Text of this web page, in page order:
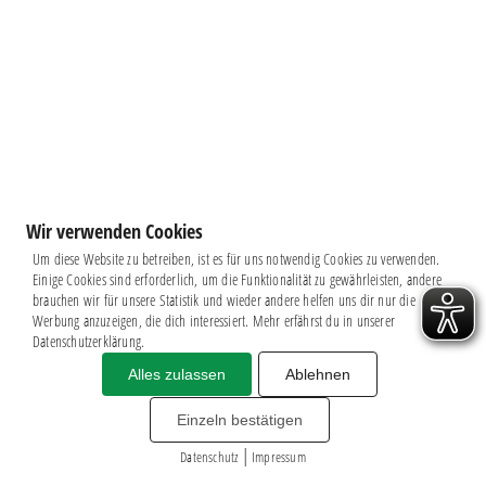
Impressum|Datenschutz
BSG CHEMIE LEIPZIG © 2026
MITGLIEDERZAHL: 2.816
webdesign by3W
Wir verwenden Cookies
Um diese Website zu betreiben, ist es für uns notwendig Cookies zu verwenden.
Einige Cookies sind erforderlich, um die Funktionalität zu gewährleisten, andere
brauchen wir für unsere Statistik und wieder andere helfen uns dir nur die
Werbung anzuzeigen, die dich interessiert. Mehr erfährst du in unserer
Datenschutzerklärung.
Alles zulassen Ablehnen
Einzeln bestätigen
Datenschutz | Impressum